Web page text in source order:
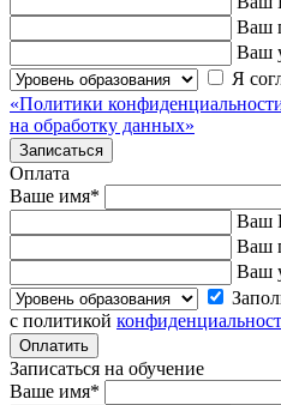
Ваш
Ваш
Я
«Политики
на обработку данных»
Оплата
Ваше имя*
Ваш
Ваш
Ваш
с политикой
Записаться на обучение
Ваше имя*